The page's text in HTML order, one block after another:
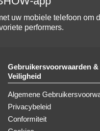
uw mobiele telefoon om
performers.
Gebruikersvoorwaarden &
Veiligheid
Algemene
Privacybeleid
Conformiteit